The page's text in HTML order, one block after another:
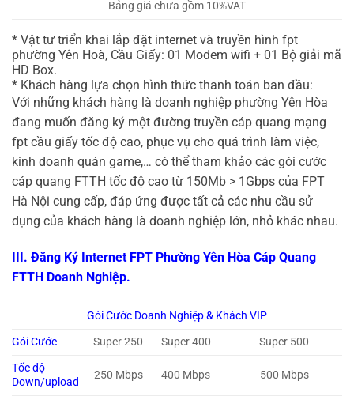
Bảng giá chưa gồm 10%VAT
* Vật tư triển khai lắp đặt internet và truyền hình fpt
phường Yên Hoà, Cầu Giấy: 01 Modem wifi + 01 Bộ giải mã
HD Box.
* Khách hàng lựa chọn hình thức thanh toán ban đầu:
Với những khách hàng là doanh nghiệp phường Yên Hòa
đang muốn đăng ký một đường truyền cáp quang mạng
fpt cầu giấy tốc độ cao, phục vụ cho quá trình làm việc,
kinh doanh quán game,… có thể tham khảo các gói cước
cáp quang FTTH tốc độ cao từ 150Mb > 1Gbps của FPT
Hà Nội cung cấp, đáp ứng được tất cả các nhu cầu sử
dụng của khách hàng là doanh nghiệp lớn, nhỏ khác nhau.
III. Đăng Ký Internet FPT Phường Yên Hòa Cáp Quang
FTTH Doanh Nghiệp.
Gói Cước Doanh Nghiệp & Khách VIP
Gói Cước
Super 250 Super 400
Super 500
Tốc độ
Down/upload
250 Mbps 400 Mbps 500 Mbps